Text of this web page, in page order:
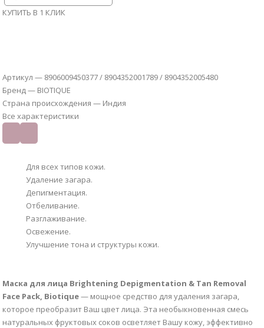
КУПИТЬ В 1 КЛИК
Артикул — 8906009450377 / 8904352001789 / 8904352005480
Бренд — BIOTIQUE
Страна происхождения — Индия
Все характеристики
Для всех типов кожи.
Удаление загара.
Депигментация.
Отбеливание.
Разглаживание.
Освежение.
Улучшение тона и структуры кожи.
Маска для лица Brightening Depigmentation & Tan Removal
Face Pack, Biotique— мощное средство для удаления загара,
которое преобразит Ваш цвет лица. Эта необыкновенная смесь
натуральных фруктовых соков осветляет Вашу кожу, эффективно